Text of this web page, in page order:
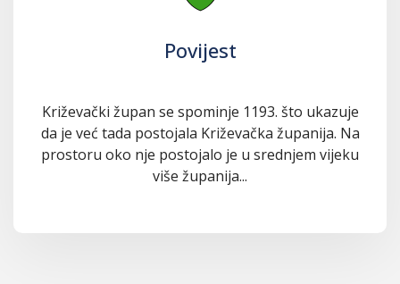
Povijest
Križevački župan se spominje 1193. što ukazuje
da je već tada postojala Križevačka županija. Na
prostoru oko nje postojalo je u srednjem vijeku
više županija...